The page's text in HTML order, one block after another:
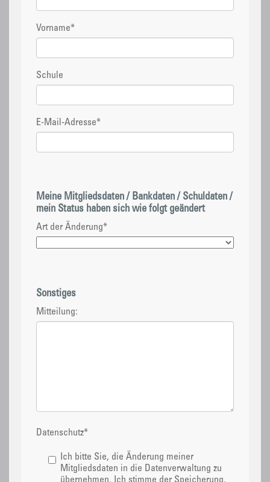
Vorname*
Schule
E-Mail-Adresse*
Meine Mitgliedsdaten / Bankdaten / Schuldaten /
mein Status haben sich wie folgt geändert
Art der Änderung*
Sonstiges
Mitteilung:
Datenschutz*
Ich bitte Sie, die Änderung meiner
Mitgliedsdaten in die Datenverwaltung zu